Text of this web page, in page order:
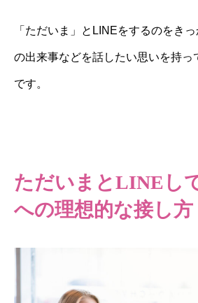
「ただいま」とLINEをするのをき
の出来事などを話したい思いを持っ
です。
ただいまとLINEし
への理想的な接し方